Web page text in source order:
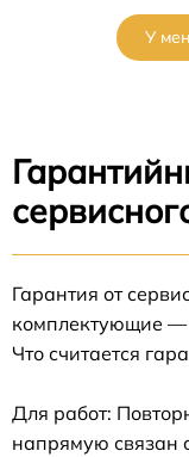
У
Гарантия от
комплектующие —
Что считается
Для работ:
напрямую связан